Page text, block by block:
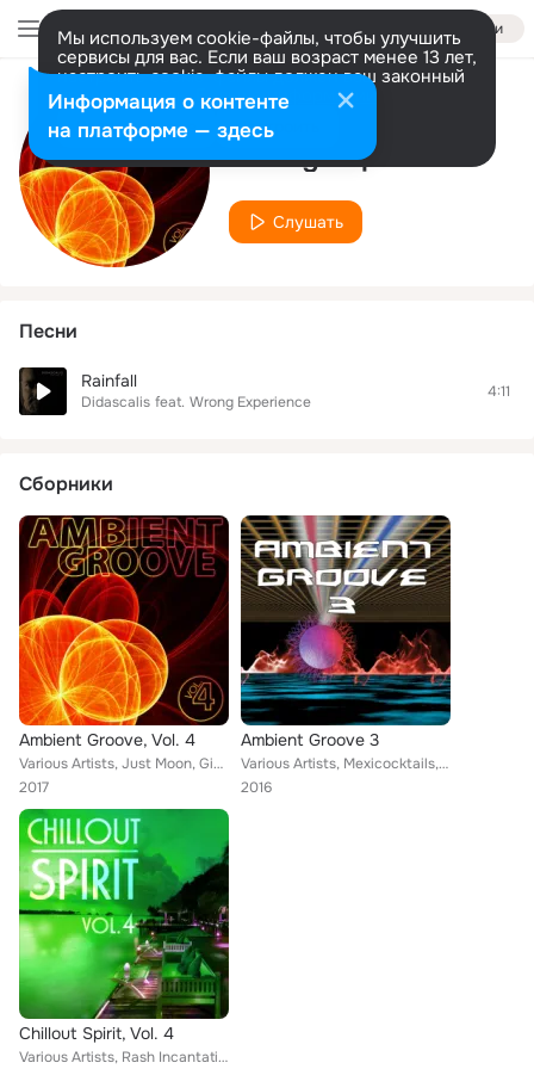
Войти
Мы используем cookie-файлы, чтобы улучшить
сервисы для вас. Если ваш возраст менее 13 лет,
настроить cookie-файлы должен ваш законный
представитель. Больше информации
Разрешить все Настроить
Исполнитель
Wrong Experience
Слушать
Песни
Rainfall
Didascalis feat. Wrong Experience
4:11
Сборники
Ambient Groove, Vol. 4
Various Artists, Just Moon, Giovanni Perini, Eliza, R. Fellini, Animelatine, Didascalis, Khalim, Kenui, Smoker feat. Wrong Exper...
2017
Ambient Groove 3
Various Artists, Mexicocktails, G-Men, Giovanni Perini, Jurij Gianluca Ricotti, Origines, Animelatine, Didascalis, Caibedo Islan...
2016
Chillout Spirit, Vol. 4
Various Artists, Rash Incantation, Manyus Joan Eta, New Days, R. Fellini, Macro Flash, Animelatine, Lorena Torres, Armèe de Phun...
Информация о контенте
на платформе — здесь